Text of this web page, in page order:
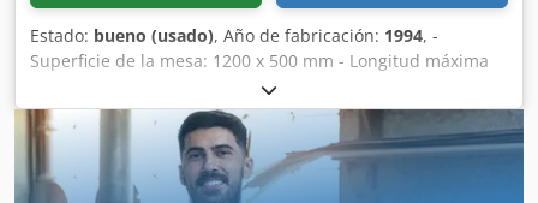
Estado: bueno (usado), Año de fabricación: 1994, -
Superficie de la mesa: 1200 x 500 mm - Longitud máxima
de lijado: 1200 mm Chodpfx Anjzl Tmfjuoa - Anchura
máxima de lijado: 500 mm